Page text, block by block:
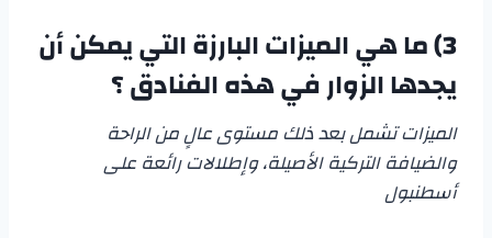
3) ما هي الميزات البارزة التي يمكن أن
يجدها الزوار في هذه الفنادق ؟
الميزات تشمل بعد ذلك مستوى عالٍ من الراحة
والضيافة التركية الأصيلة، وإطلالات رائعة على
أسطنبول